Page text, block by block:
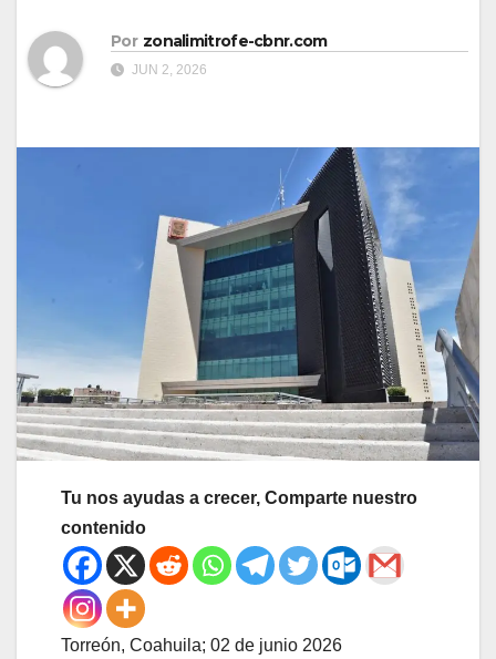
Por zonalimitrofe-cbnr.com
JUN 2, 2026
Tu nos ayudas a crecer, Comparte nuestro
contenido
Torreón, Coahuila; 02 de junio 2026